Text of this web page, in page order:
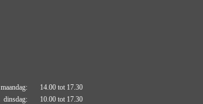
maandag: 14.00 tot 17.30
dinsdag: 10.00 tot 17.30